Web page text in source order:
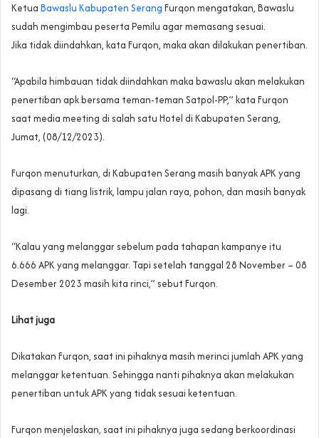
Ketua Bawaslu Kabupaten Serang Furqon mengatakan, Bawaslu
sudah mengimbau peserta Pemilu agar memasang sesuai.
Jika tidak diindahkan, kata Furqon, maka akan dilakukan penertiban.
“Apabila himbauan tidak diindahkan maka bawaslu akan melakukan
penertiban apk bersama teman-teman Satpol-PP,” kata Furqon
saat media meeting di salah satu Hotel di Kabupaten Serang,
Jumat, (08/12/2023).
Furqon menuturkan, di Kabupaten Serang masih banyak APK yang
dipasang di tiang listrik, lampu jalan raya, pohon, dan masih banyak
lagi.
“Kalau yang melanggar sebelum pada tahapan kampanye itu
6.666 APK yang melanggar. Tapi setelah tanggal 28 November – 08
Desember 2023 masih kita rinci,” sebut Furqon.
Lihat juga
Dikatakan Furqon, saat ini pihaknya masih merinci jumlah APK yang
melanggar ketentuan. Sehingga nanti pihaknya akan melakukan
penertiban untuk APK yang tidak sesuai ketentuan.
Furqon menjelaskan, saat ini pihaknya juga sedang berkoordinasi